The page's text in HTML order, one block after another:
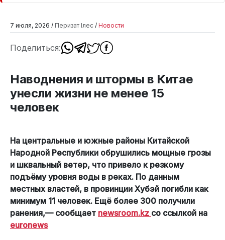
7 июля, 2026 / Перизат Ілес / Новости
Поделиться:
Наводнения и штормы в Китае
унесли жизни не менее 15
человек
На центральные и южные районы Китайской
Народной Республики обрушились мощные грозы
и шквальный ветер, что привело к резкому
подъёму уровня воды в реках. По данным
местных властей, в провинции Хубэй погибли как
минимум 11 человек. Ещё более 300 получили
ранения,— сообщает newsroom.kz со ссылкой на
euronews